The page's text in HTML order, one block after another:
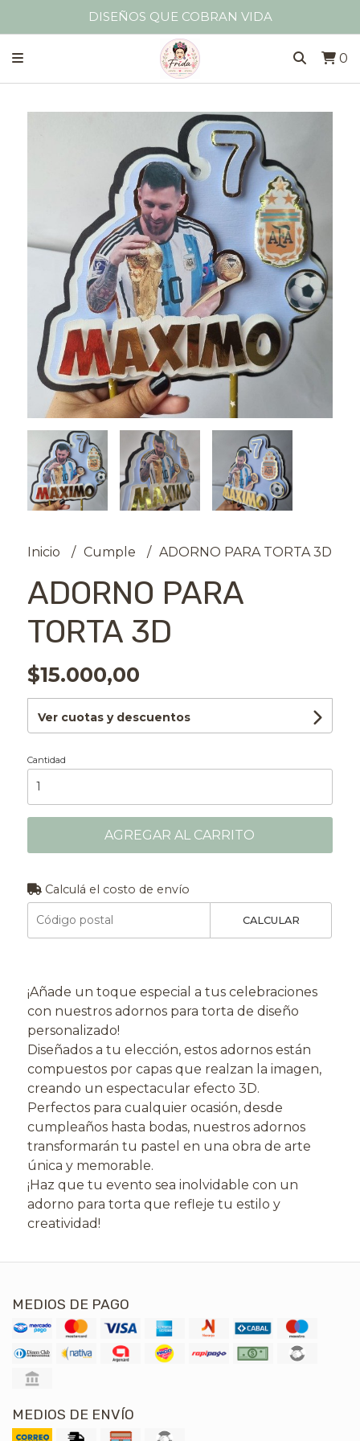
DISEÑOS QUE COBRAN VIDA
0
Inicio Cumple ADORNO PARA TORTA 3D
ADORNO PARA
TORTA 3D
$15.000,00
Ver cuotas y descuentos
Cantidad
AGREGAR AL CARRITO
Calculá el costo de envío
CALCULAR
¡Añade un toque especial a tus celebraciones
con nuestros adornos para torta de diseño
personalizado!
Diseñados a tu elección, estos adornos están
compuestos por capas que realzan la imagen,
creando un espectacular efecto 3D.
Perfectos para cualquier ocasión, desde
cumpleaños hasta bodas, nuestros adornos
transformarán tu pastel en una obra de arte
única y memorable.
¡Haz que tu evento sea inolvidable con un
adorno para torta que refleje tu estilo y
creatividad!
MEDIOS DE PAGO
MEDIOS DE ENVÍO